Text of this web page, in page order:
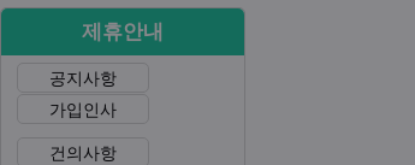
제휴안내
공지사항
가입인사
건의사항